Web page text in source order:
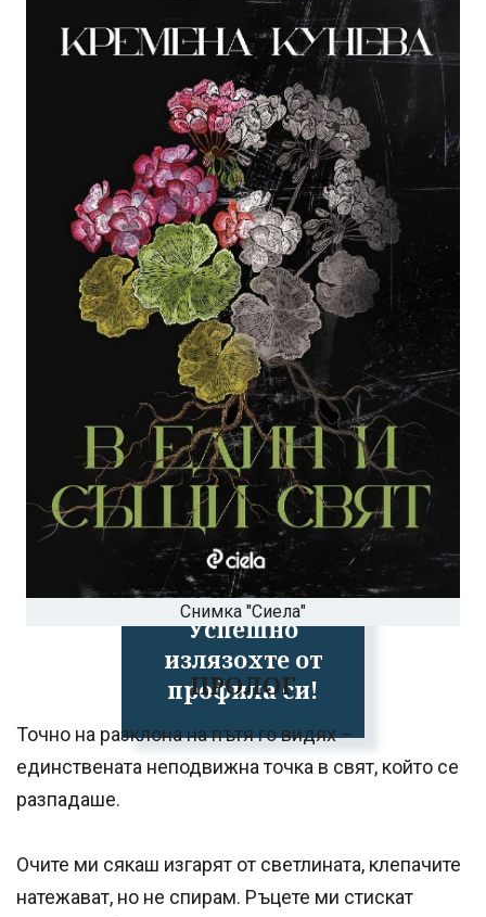
Успешно
излязохте от
профила си!
Снимка "Сиела"
ПРОЛОГ
Точно на разклона на пътя го видях –
единствената неподвижна точка в свят, който се
разпадаше.
Очите ми сякаш изгарят от светлината, клепачите
натежават, но не спирам. Ръцете ми стискат